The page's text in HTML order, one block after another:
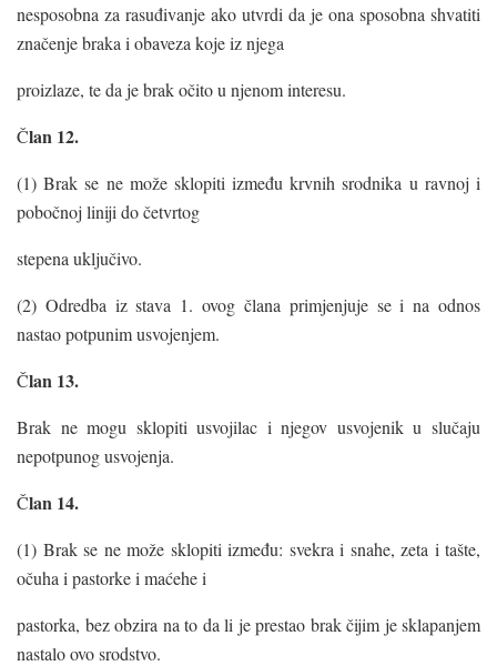
nesposobna za rasuđivanje ako utvrdi da je ona sposobna shvatiti
značenje braka i obaveza koje iz njega
proizlaze, te da je brak očito u njenom interesu.
Član 12.
(1) Brak se ne može sklopiti između krvnih srodnika u ravnoj i
pobočnoj liniji do četvrtog
stepena uključivo.
(2) Odredba iz stava 1. ovog člana primjenjuje se i na odnos
nastao potpunim usvojenjem.
Član 13.
Brak ne mogu sklopiti usvojilac i njegov usvojenik u slučaju
nepotpunog usvojenja.
Član 14.
(1) Brak se ne može sklopiti između: svekra i snahe, zeta i tašte,
očuha i pastorke i maćehe i
pastorka, bez obzira na to da li je prestao brak čijim je sklapanjem
nastalo ovo srodstvo.